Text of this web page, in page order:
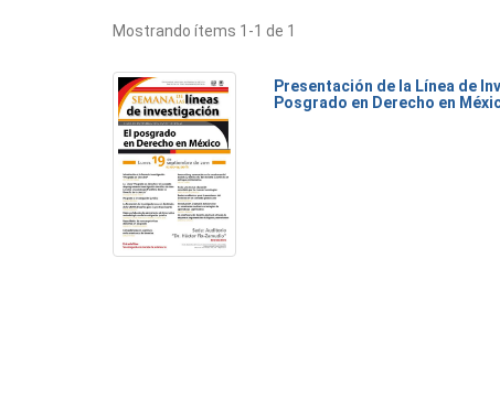
Mostrando ítems 1-1 de 1
Presentación de la Línea de
Posgrado en Derecho en